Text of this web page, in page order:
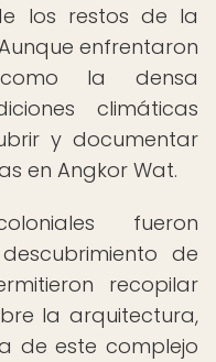
los restos de la
enfrentaron
como la densa
climáticas
y documentar
en Angkor Wat.
fueron
de
recopilar
la arquitectura,
de este complejo